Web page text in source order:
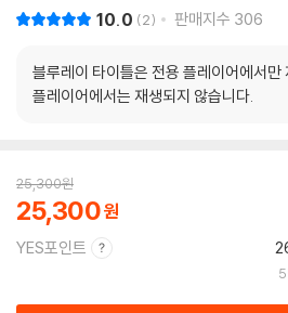
10.0 2 판매지수 306
블루레이 타이틀은 전용 플레이어에서만
플레이어에서는 재생되지 않습니다.
25,300원
25,300
YES포인트